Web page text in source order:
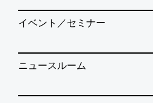
イベント／セミナー
ニュースルーム